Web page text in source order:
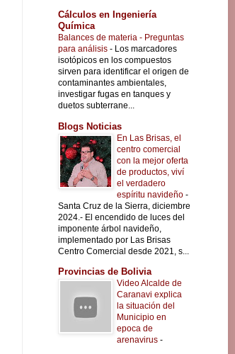
Cálculos en Ingeniería
Química
Balances de materia - Preguntas
para análisis - Los marcadores
isotópicos en los compuestos
sirven para identificar el origen de
contaminantes ambientales,
investigar fugas en tanques y
duetos subterrane...
Blogs Noticias
En Las Brisas, el
centro comercial
con la mejor oferta
de productos, viví
el verdadero
espíritu navideño -
Santa Cruz de la Sierra, diciembre
2024.- El encendido de luces del
imponente árbol navideño,
implementado por Las Brisas
Centro Comercial desde 2021, s...
Provincias de Bolivia
Video Alcalde de
Caranavi explica
la situación del
Municipio en
epoca de
arenavirus -